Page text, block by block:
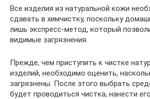
Все изделия из натуральной кожи
сдавать в химчистку, поскольку
лишь экспресс-метод, который
видимые загрязнения.
Прежде, чем приступить к чистке
изделий, необходимо оценить,
загрязнены. После этого выбрать
будет проводиться чистка, нанести